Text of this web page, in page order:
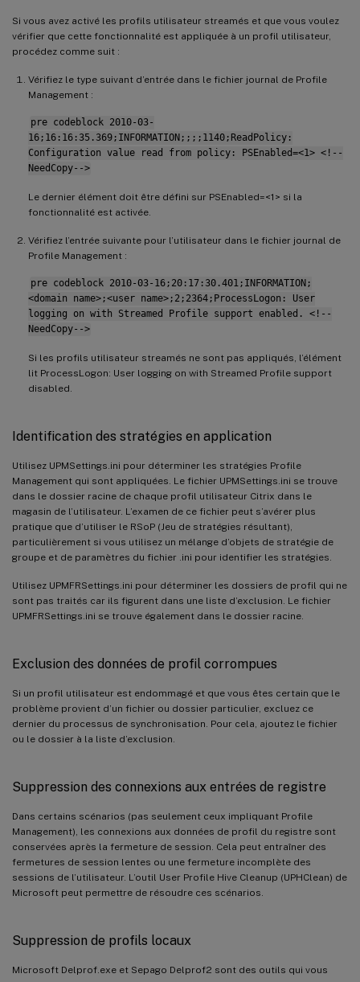
Si vous avez activé les profils utilisateur streamés et que vous voulez
vérifier que cette fonctionnalité est appliquée à un profil utilisateur,
procédez comme suit :
Vérifiez le type suivant d’entrée dans le fichier journal de Profile
Management :
pre codeblock 2010-03-
16;16:16:35.369;INFORMATION;;;;1140;ReadPolicy:
Configuration value read from policy: PSEnabled=<1> <!--
NeedCopy-->
Le dernier élément doit être défini sur PSEnabled=<1> si la
fonctionnalité est activée.
Vérifiez l’entrée suivante pour l’utilisateur dans le fichier journal de
Profile Management :
pre codeblock 2010-03-16;20:17:30.401;INFORMATION;
<domain name>;<user name>;2;2364;ProcessLogon: User
logging on with Streamed Profile support enabled. <!--
NeedCopy-->
Si les profils utilisateur streamés ne sont pas appliqués, l’élément
lit ProcessLogon: User logging on with Streamed Profile support
disabled.
Identification des stratégies en application
Utilisez UPMSettings.ini pour déterminer les stratégies Profile
Management qui sont appliquées. Le fichier UPMSettings.ini se trouve
dans le dossier racine de chaque profil utilisateur Citrix dans le
magasin de l’utilisateur. L’examen de ce fichier peut s’avérer plus
pratique que d’utiliser le RSoP (Jeu de stratégies résultant),
particulièrement si vous utilisez un mélange d’objets de stratégie de
groupe et de paramètres du fichier .ini pour identifier les stratégies.
Utilisez UPMFRSettings.ini pour déterminer les dossiers de profil qui ne
sont pas traités car ils figurent dans une liste d’exclusion. Le fichier
UPMFRSettings.ini se trouve également dans le dossier racine.
Exclusion des données de profil corrompues
Si un profil utilisateur est endommagé et que vous êtes certain que le
problème provient d’un fichier ou dossier particulier, excluez ce
dernier du processus de synchronisation. Pour cela, ajoutez le fichier
ou le dossier à la liste d’exclusion.
Suppression des connexions aux entrées de registre
Dans certains scénarios (pas seulement ceux impliquant Profile
Management), les connexions aux données de profil du registre sont
conservées après la fermeture de session. Cela peut entraîner des
fermetures de session lentes ou une fermeture incomplète des
sessions de l’utilisateur. L’outil User Profile Hive Cleanup (UPHClean) de
Microsoft peut permettre de résoudre ces scénarios.
Suppression de profils locaux
Microsoft Delprof.exe et Sepago Delprof2 sont des outils qui vous